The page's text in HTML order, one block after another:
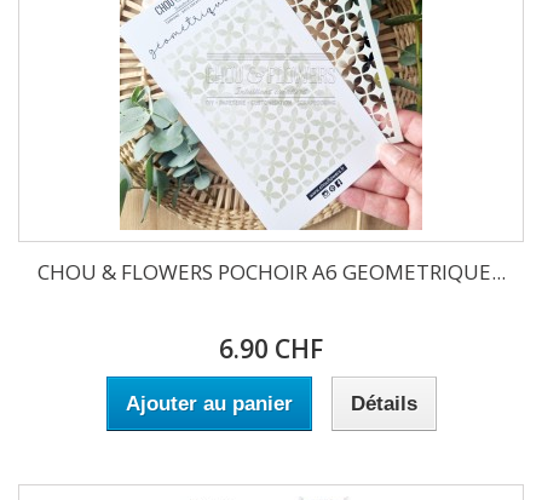
CHOU & FLOWERS POCHOIR A6 GEOMETRIQUE...
6.90 CHF
Ajouter au panier Détails